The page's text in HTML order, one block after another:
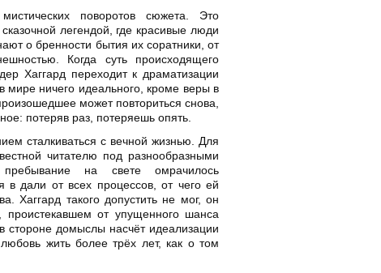
поворотов сюжета. Это
легендой, где красивые люди
о бренности бытия их соратники, от
Когда суть происходящего
Хаггард переходит к драматизации
мире ничего идеального, кроме веры в
может повториться снова,
потеряв раз, потеряешь опять.
сталкиваться с вечной жизнью. Для
читателю под разнообразными
на свете омрачилось
в дали от всех процессов, от чего ей
Хаггард такого допустить не мог, он
проистекавшем от упущенного шанса
стороне домыслы насчёт идеализации
жить более трёх лет, как о том